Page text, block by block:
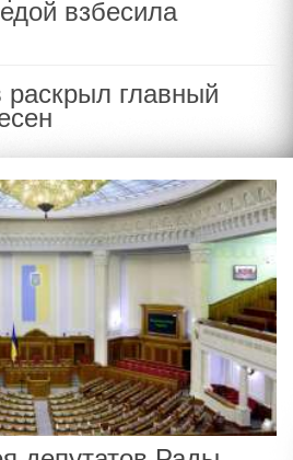
взбесила
главный